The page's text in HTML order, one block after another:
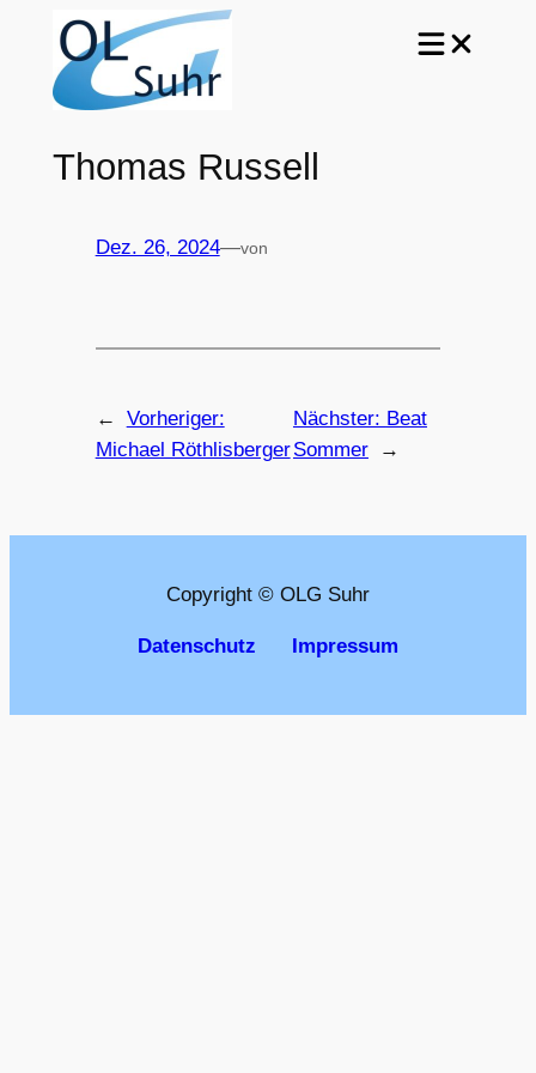
springen
Thomas Russell
Dez. 26, 2024—von
←
Vorheriger:
Michael Röthlisberger
Nächster: Beat
Sommer
→
Copyright © OLG Suhr
Datenschutz Impressum